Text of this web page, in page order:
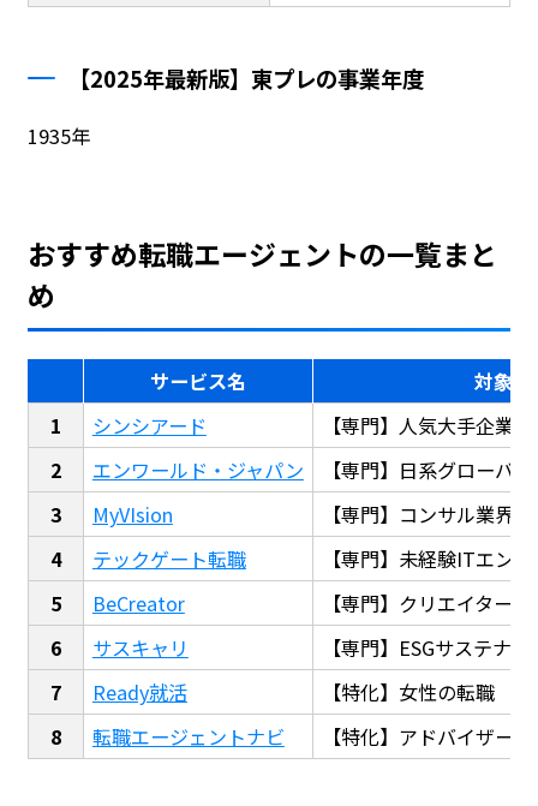
【2025年最新版】東プレの事業年度
1935年
おすすめ転職エージェントの一覧まと
め
サービス名
対象
シンシアード
【専門】人気大手企業
エンワールド・ジャパン
【専門】日系グローバ
MyVIsion
【専門】コンサル業界
テックゲート転職
【専門】未経験ITエン
BeCreator
【専門】クリエイター
サスキャリ
【専門】ESGサステナ
Ready就活
【特化】女性の転職
転職エージェントナビ
【特化】アドバイザー